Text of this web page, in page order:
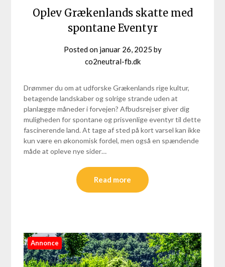
Oplev Grækenlands skatte med
spontane Eventyr
Posted on januar 26, 2025 by
co2neutral-fb.dk
Drømmer du om at udforske Grækenlands rige kultur,
betagende landskaber og solrige strande uden at
planlægge måneder i forvejen? Afbudsrejser giver dig
muligheden for spontane og prisvenlige eventyr til dette
fascinerende land. At tage af sted på kort varsel kan ikke
kun være en økonomisk fordel, men også en spændende
måde at opleve nye sider…
Read more
Annonce